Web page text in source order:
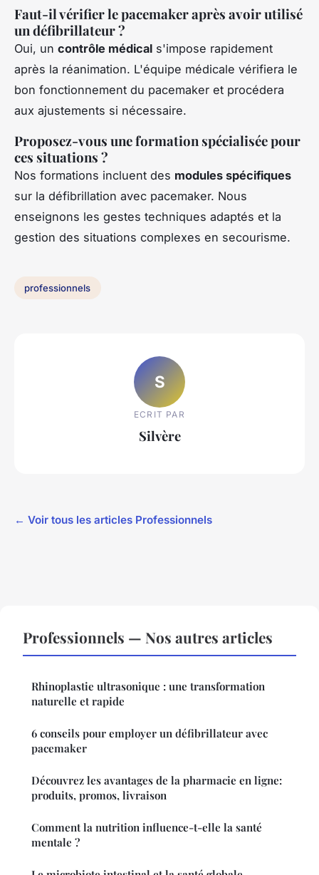
Faut-il vérifier le pacemaker après avoir utilisé
un défibrillateur ?
Oui, un contrôle médical s'impose rapidement
après la réanimation. L'équipe médicale vérifiera le
bon fonctionnement du pacemaker et procédera
aux ajustements si nécessaire.
Proposez-vous une formation spécialisée pour
ces situations ?
Nos formations incluent des modules spécifiques
sur la défibrillation avec pacemaker. Nous
enseignons les gestes techniques adaptés et la
gestion des situations complexes en secourisme.
professionnels
S
ECRIT PAR
Silvère
← Voir tous les articles Professionnels
Professionnels — Nos autres articles
Rhinoplastie ultrasonique : une transformation
naturelle et rapide
6 conseils pour employer un défibrillateur avec
pacemaker
Découvrez les avantages de la pharmacie en ligne:
produits, promos, livraison
Comment la nutrition influence-t-elle la santé
mentale ?